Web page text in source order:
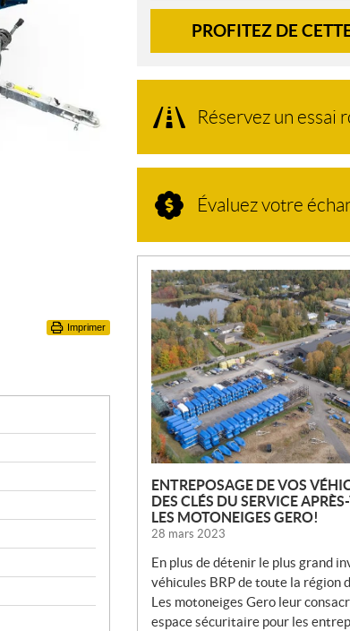
Imprimer
PROFITEZ DE
Réservez un essai
Évaluez votre
N
O
U
V
E
L
L
E
S
ENTREPOSAGE DE VOS
DES CLÉS DU SERVICE
LES MOTONEIGES GERO!
28 mars 2023
En plus de détenir le plus grand
véhicules BRP de toute la région
Les motoneiges Gero leur
espace sécuritaire pour les